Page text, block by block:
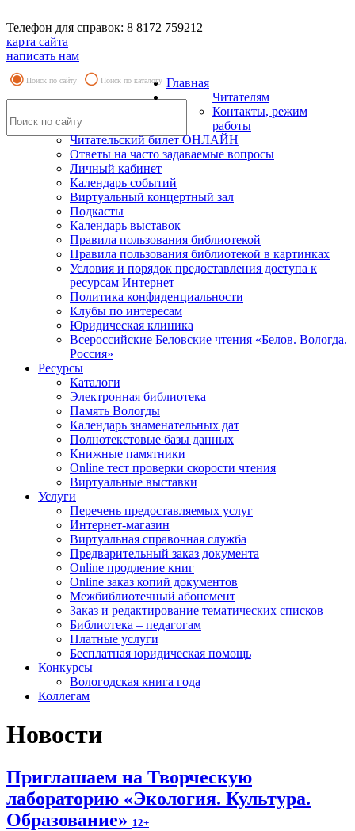
Телефон для справок: 8 8172 759212
карта сайта
написать нам
Поиск по сайту Поиск по каталогу Главная
Читателям
Контакты, режим
работы
Читательский билет ОНЛАЙН
Ответы на часто задаваемые вопросы
Личный кабинет
Календарь событий
Виртуальный концертный зал
Подкасты
Календарь выставок
Правила пользования библиотекой
Правила пользования библиотекой в картинках
Условия и порядок предоставления доступа к
ресурсам Интернет
Политика конфиденциальности
Клубы по интересам
Юридическая клиника
Всероссийские Беловские чтения «Белов. Вологда.
Россия»
Ресурсы
Каталоги
Электронная библиотека
Память Вологды
Календарь знаменательных дат
Полнотекстовые базы данных
Книжные памятники
Online тест проверки скорости чтения
Виртуальные выставки
Услуги
Перечень предоставляемых услуг
Интернет-магазин
Виртуальная справочная служба
Предварительный заказ документа
Online продление книг
Online заказ копий документов
Межбиблиотечный абонемент
Заказ и редактирование тематических списков
Библиотека – педагогам
Платные услуги
Бесплатная юридическая помощь
Конкурсы
Вологодская книга года
Коллегам
Новости
Приглашаем на Творческую
лабораторию «Экология. Культура.
Образование» 12+